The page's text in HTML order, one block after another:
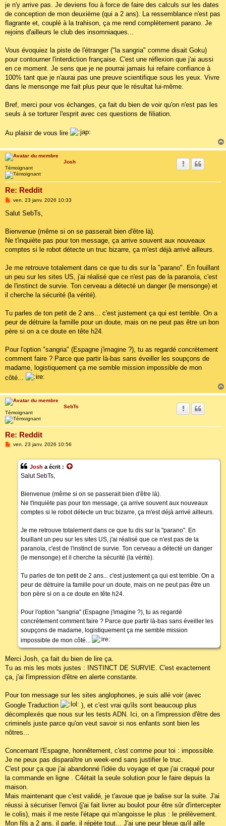
je n'y arrive pas. Je deviens fou à force de faire des calculs sur les dates
de conception de mon deuxième (qui a 2 ans). La ressemblance n'est pas
flagrante et, couplé à la trahison, ça me rend complètement parano. Je
rejoins d'ailleurs le club des insomniaques...
Vous évoquiez la piste de l'étranger ("la sangria" comme disait Goku)
pour contourner l'interdiction française. C'est une réflexion que j'ai aussi
en ce moment. Je sens que je ne pourrai jamais lui refaire confiance à
100% tant que je n'aurai pas une preuve scientifique sous les yeux. Vivre
dans le mensonge me fait plus peur que le résultat lui-même.
Bref, merci pour vos échanges, ça fait du bien de voir qu'on n'est pas les
seuls à se torturer l'esprit avec ces questions de filiation.
Au plaisir de vous lire
Josh
Témoignant
Re: Reddit
M
s
g
ven. 23 janv. 2026 10:33
Salut SebTs,
Bienvenue (même si on se passerait bien d'être là).
Ne t'inquiète pas pour ton message, ça arrive souvent aux nouveaux
comptes si le robot détecte un truc bizarre, ça m'est déjà arrivé ailleurs.
Je me retrouve totalement dans ce que tu dis sur la "parano". En fouillant
un peu sur les sites US, j'ai réalisé que ce n'est pas de la paranoïa, c'est
de l'instinct de survie. Ton cerveau a détecté un danger (le mensonge) et
il cherche la sécurité (la vérité).
Tu parles de ton petit de 2 ans... c'est justement ça qui est terrible. On a
peur de détruire la famille pour un doute, mais on ne peut pas être un bon
père si on a ce doute en tête h24.
Pour l'option "sangria" (Espagne j'imagine ?), tu as regardé concrètement
comment faire ? Parce que partir là-bas sans éveiller les soupçons de
madame, logistiquement ça me semble mission impossible de mon
côté...
SebTs
Témoignant
Re: Reddit
Mven. 23 janv. 2026 10:56
Josh a écrit :
Salut SebTs,
Bienvenue (même si on se passerait bien d'être là).
Ne t'inquiète pas pour ton message, ça arrive souvent aux nouveaux
comptes si le robot détecte un truc bizarre, ça m'est déjà arrivé ailleurs.
Je me retrouve totalement dans ce que tu dis sur la "parano". En
fouillant un peu sur les sites US, j'ai réalisé que ce n'est pas de la
paranoïa, c'est de l'instinct de survie. Ton cerveau a détecté un danger
(le mensonge) et il cherche la sécurité (la vérité).
Tu parles de ton petit de 2 ans... c'est justement ça qui est terrible. On a
peur de détruire la famille pour un doute, mais on ne peut pas être un
bon père si on a ce doute en tête h24.
Pour l'option "sangria" (Espagne j'imagine ?), tu as regardé
concrètement comment faire ? Parce que partir là-bas sans éveiller les
soupçons de madame, logistiquement ça me semble mission
impossible de mon côté...
Merci Josh, ça fait du bien de lire ça.
Tu as mis les mots justes : INSTINCT DE SURVIE. C'est exactement
ça, j'ai l'impression d'être en alerte constante.
Pour ton message sur les sites anglophones, je suis allé voir (avec
Google Traduction
), et c'est vrai qu'ils sont beaucoup plus
décomplexés que nous sur les tests ADN. Ici, on a l'impression d'être des
criminels juste parce qu'on veut savoir si nos enfants sont bien les
nôtres...
Concernant l'Espagne, honnêtement, c'est comme pour toi : impossible.
Je ne peux pas disparaître un week-end sans justifier le truc.
C'est pour ça que j'ai abandonné l'idée du voyage et que j'ai craqué pour
la commande en ligne . C4était la seule solution pour le faire depuis la
maison.
Mais maintenant que c'est validé, je t'avoue que je balise sur la suite. J'ai
réussi à sécuriser l'envoi (j'ai fait livrer au boulot pour être sûr d'intercepter
le colis), mais il me reste l'étape qui m'angoisse le plus : le prélèvement.
Mon fils a 2 ans, il parle, il répète tout... J'ai une peur bleue qu'il aille